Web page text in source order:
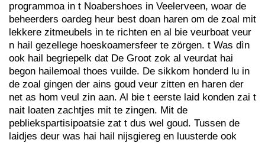
programmoa in t Noabershoes in Veelerveen, woar de
beheerders oardeg heur best doan haren om de zoal mit
lekkere zitmeubels in te richten en al bie veurboat veur
n hail gezellege hoeskoamersfeer te zörgen. t Was dìn
ook hail begriepelk dat De Groot zok al veurdat hai
begon hailemoal thoes vuilde. De sikkom honderd lu in
de zoal gingen der ains goud veur zitten en haren der
net as hom veul zin aan. Al bie t eerste laid konden zai t
nait loaten zachtjes mit te zingen. Mit de
pebliekspartisipoatsie zat t dus wel goud. Tussen de
laidjes deur was hai hail nijsgiereg en luusterde ook